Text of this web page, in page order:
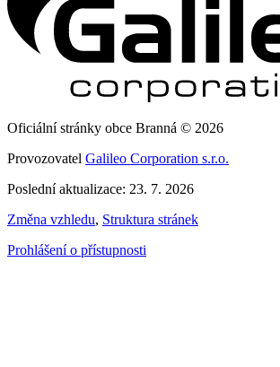
Oficiální stránky obce Branná © 2026
Provozovatel Galileo Corporation s.r.o.
Poslední aktualizace: 23. 7. 2026
Změna vzhledu, Struktura stránek
Prohlášení o přístupnosti